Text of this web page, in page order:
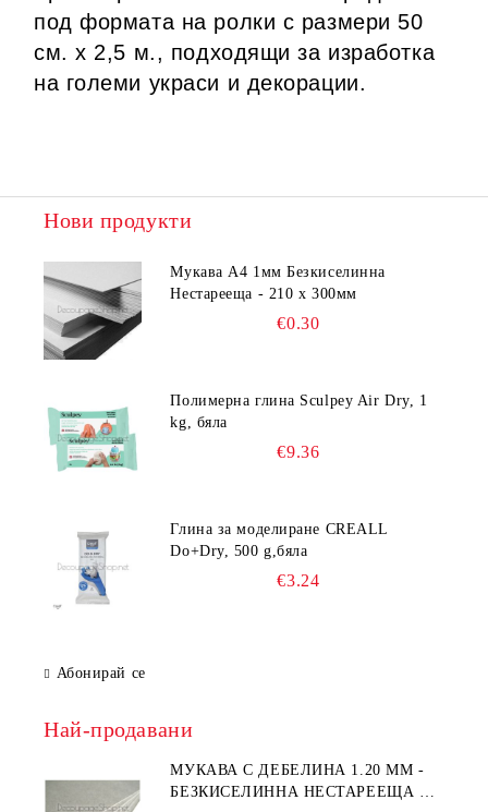
под формата на ролки с размери 50
см. х 2,5 м., подходящи за изработка
на големи украси и декорации.
Нови продукти
Мукава А4 1мм Безкиселинна
Нестарееща - 210 х 300мм
€0.30
Полимерна глина Sculpey Air Dry, 1
kg, бяла
€9.36
Глина за моделиране CREALL
Do+Dry, 500 g,бяла
€3.24
Абонирай се
Най-продавани
МУКАВА С ДЕБЕЛИНА 1.20 MM -
БЕЗКИСЕЛИННА НЕСТАРЕЕЩА А5